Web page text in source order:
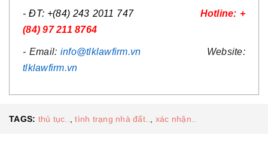
- ĐT: +(84) 243 2011 747
Hotline: +
(84) 97 211 8764
- Email: info@tlklawfirm.vn Website:
tlklawfirm.vn
TAGS: thủ tục.. ,tình trạng nhà đất.. xác nhận..